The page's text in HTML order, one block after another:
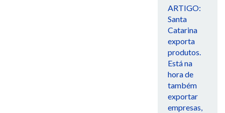
ARTIGO:
Santa
Catarina
exporta
produtos.
Está na
hora de
também
exportar
empresas,